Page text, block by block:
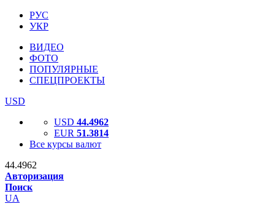
РУС
УКР
ВИДЕО
ФОТО
ПОПУЛЯРНЫЕ
СПЕЦПРОЕКТЫ
USD
USD 44.4962
EUR 51.3814
Все курсы валют
44.4962
Авторизация
Поиск
UA